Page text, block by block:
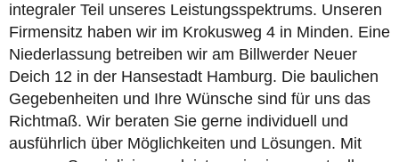
integraler Teil unseres Leistungsspektrums. Unseren
Firmensitz haben wir im Krokusweg 4 in Minden. Eine
Niederlassung betreiben wir am Billwerder Neuer
Deich 12 in der Hansestadt Hamburg. Die baulichen
Gegebenheiten und Ihre Wünsche sind für uns das
Richtmaß. Wir beraten Sie gerne individuell und
ausführlich über Möglichkeiten und Lösungen. Mit